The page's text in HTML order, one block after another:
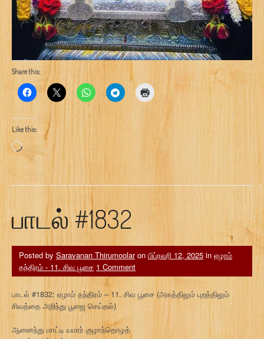
Share this:
Like this:
Loading…
பாடல் #1832
Posted by Saravanan Thirumoolaron பிப்ரவரி 12, 2025 in ஏழாம்
தந்திரம் - 11. சிவ பூசை 1 Comment
பாடல் #1832: ஏழாம் தந்திரம் – 11. சிவ பூசை (அகத்திலும் புறத்திலும்
சிவத்தை அறிந்து பூஜை செய்தல்)
ஆனைந்து மாட்டி யமரர் குழாந்தொழத்